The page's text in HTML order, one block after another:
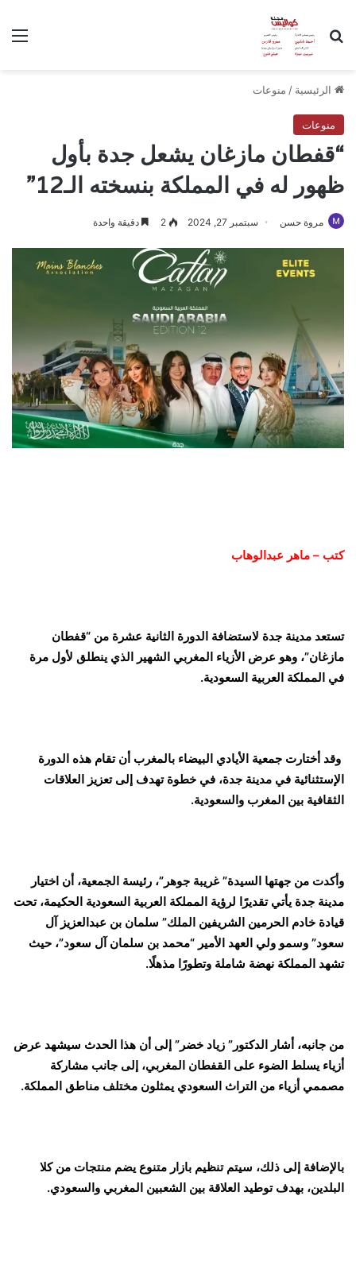
بحث عن
الرئيسية / منوعات
منوعات
“قفطان مازغان يشعل جدة بأول
ظهور له في المملكة بنسخته الـ12”
مروة حسن سبتمبر 27, 2024 2 دقيقة واحدة
كتب – ماهر عبدالوهاب
تستعد مدينة جدة لاستضافة الدورة الثانية عشرة من “قفطان
مازغان”، وهو عرض الأزياء المغربي الشهير الذي ينطلق لأول مرة
في المملكة العربية السعودية.
وقد أختارت جمعية الأيادي البيضاء بالمغرب أن تقام هذه الدورة
الإستثنائية في مدينة جدة، في خطوة تهدف إلى تعزيز العلاقات
الثقافية بين المغرب والسعودية.
وأكدت من جهتها السيدة” غريبة جوهر”، رئيسة الجمعية، أن اختيار
مدينة جدة يأتي تقديرًا لرؤية المملكة العربية السعودية الحكيمة، تحت
قيادة خادم الحرمين الشريفين الملك” سلمان بن عبدالعزيز آل
سعود” وسمو ولي العهد الأمير “محمد بن سلمان آل سعود”، حيث
تشهد المملكة نهضة شاملة وتطورًا مذهلًا.
من جانبه، أشار الدكتور” زياد خضر” إلى أن هذا الحدث سيشهد عرض
أزياء يسلط الضوء على القفطان المغربي، إلى جانب مشاركة
مصممي أزياء من التراث السعودي يمثلون مختلف مناطق المملكة.
بالإضافة إلى ذلك، سيتم تنظيم بازار متنوع يضم منتجات من كلا
البلدين، بهدف توطيد العلاقة بين الشعبين المغربي والسعودي.